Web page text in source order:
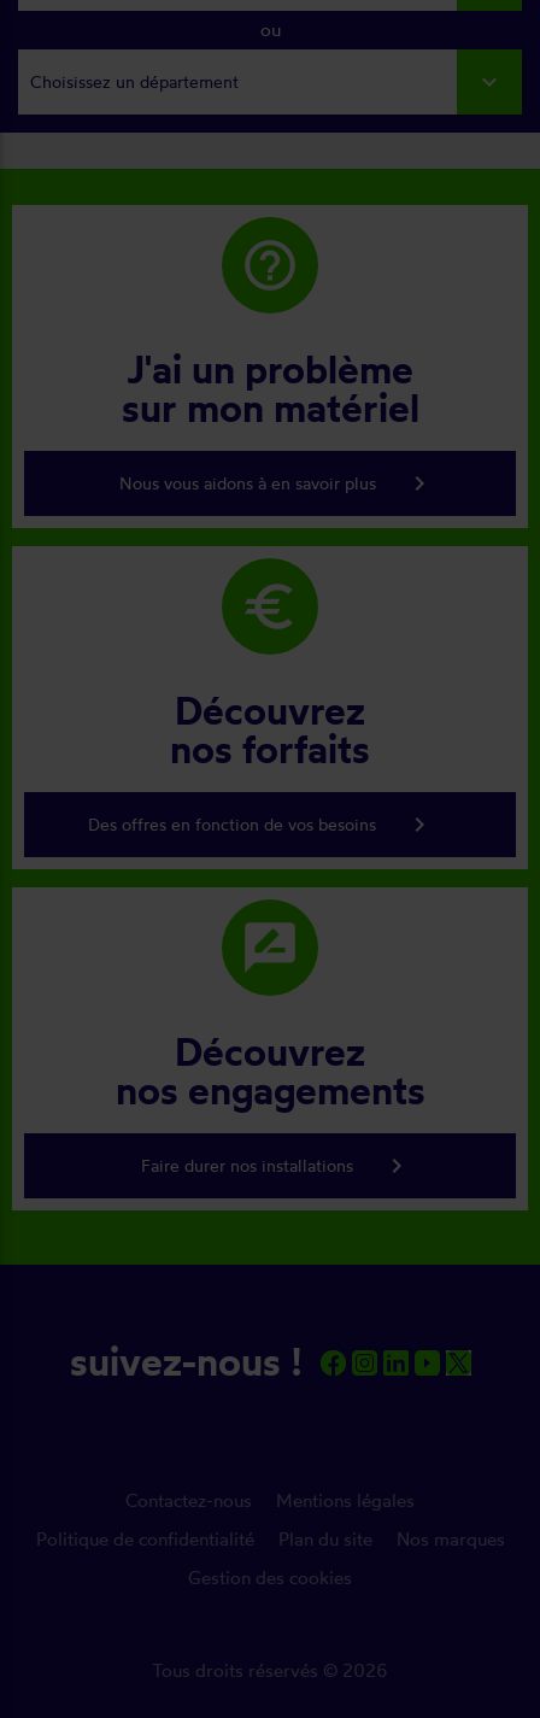
ou
Choisissez un département
help_outline
J'ai un problème
sur mon matériel
Nous vous aidons à en savoir plus keyboard_arrow_right
euro
Découvrez
nos forfaits
Des offres en fonction de vos besoins keyboard_arrow_right
rate_review
Découvrez
nos engagements
Faire durer nos installations keyboard_arrow_right
suivez-nous !
Contactez-nous
Mentions légales
Politique de confidentialité
Plan du site
Nos marques
Gestion des cookies
Tous droits réservés © 2026